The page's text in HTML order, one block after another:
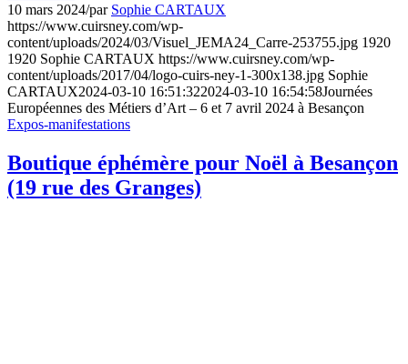
10 mars 2024/par Sophie CARTAUX
https://www.cuirsney.com/wp-
content/uploads/2024/03/Visuel_JEMA24_Carre-253755.jpg 1920
1920 Sophie CARTAUX https://www.cuirsney.com/wp-
content/uploads/2017/04/logo-cuirs-ney-1-300x138.jpg Sophie
CARTAUX2024-03-10 16:51:322024-03-10 16:54:58Journées
Européennes des Métiers d’Art – 6 et 7 avril 2024 à Besançon
Expos-manifestations
Boutique éphémère pour Noël à Besançon
(19 rue des Granges)